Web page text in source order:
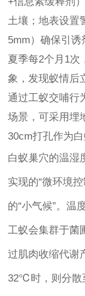
土壤；地表设置
5mm）确保引
夏季每2个月1次
象，发现蚁情后
通过工蚁交哺行
场景，可采用埋
30cm打孔作为
白蚁巢穴的温湿
实现的“微环境
的“小气候”。温
工蚁会集群于菌
过肌肉收缩代
32℃时，则分散